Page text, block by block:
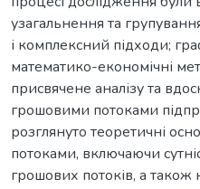
узагальнення та
і комплексний підходи;
математико-економічні
присвячене аналізу та
грошовими потоками
розглянуто теоретичні
потоками, включаючи
грошових потоків, а також